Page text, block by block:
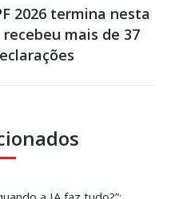
2026 termina nesta
mais de 37